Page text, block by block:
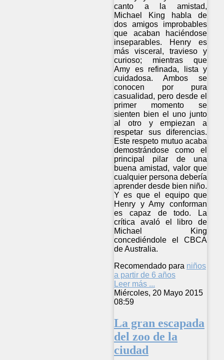
canto a la amistad,
Michael King habla de
dos amigos improbables
que acaban haciéndose
inseparables. Henry es
más visceral, travieso y
curioso; mientras que
Amy es refinada, lista y
cuidadosa. Ambos se
conocen por pura
casualidad, pero desde el
primer momento se
sienten bien el uno junto
al otro y empiezan a
respetar sus diferencias.
Este respeto mutuo acaba
demostrándose como el
principal pilar de una
buena amistad, valor que
cualquier persona debería
aprender desde bien niño.
Y es que el equipo que
Henry y Amy conforman
es capaz de todo. La
crítica avaló el libro de
Michael King
concediéndole el CBCA
de Australia.
Recomendado para niños
a partir de 6 años
Leer más ...
Miércoles, 20 Mayo 2015
08:59
La gran escapada
del zoo de la
ciudad